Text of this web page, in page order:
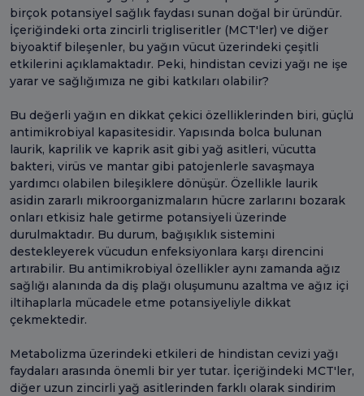
birçok potansiyel sağlık faydası sunan doğal bir üründür.
İçeriğindeki orta zincirli trigliseritler (MCT'ler) ve diğer
biyoaktif bileşenler, bu yağın vücut üzerindeki çeşitli
etkilerini açıklamaktadır. Peki, hindistan cevizi yağı ne işe
yarar ve sağlığımıza ne gibi katkıları olabilir?
Bu değerli yağın en dikkat çekici özelliklerinden biri, güçlü
antimikrobiyal kapasitesidir. Yapısında bolca bulunan
laurik, kaprilik ve kaprik asit gibi yağ asitleri, vücutta
bakteri, virüs ve mantar gibi patojenlerle savaşmaya
yardımcı olabilen bileşiklere dönüşür. Özellikle laurik
asidin zararlı mikroorganizmaların hücre zarlarını bozarak
onları etkisiz hale getirme potansiyeli üzerinde
durulmaktadır. Bu durum, bağışıklık sistemini
destekleyerek vücudun enfeksiyonlara karşı direncini
artırabilir. Bu antimikrobiyal özellikler aynı zamanda ağız
sağlığı alanında da diş plağı oluşumunu azaltma ve ağız içi
iltihaplarla mücadele etme potansiyeliyle dikkat
çekmektedir.
Metabolizma üzerindeki etkileri de hindistan cevizi yağı
faydaları arasında önemli bir yer tutar. İçeriğindeki MCT'ler,
diğer uzun zincirli yağ asitlerinden farklı olarak sindirim